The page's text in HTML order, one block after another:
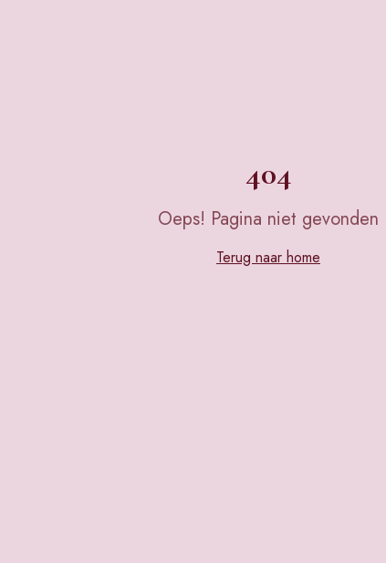
404
Oeps! Pagina niet gevonden
Terug naar home